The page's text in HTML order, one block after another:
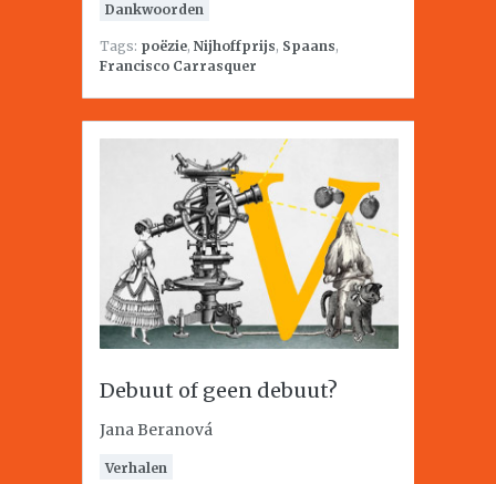
Dankwoorden
Tags: poëzie, Nijhoffprijs, Spaans,
Francisco Carrasquer
Debuut of geen debuut?
Jana Beranová
Verhalen